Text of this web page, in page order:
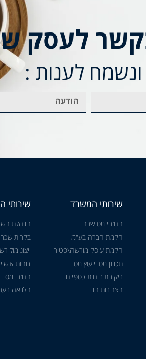
לעסק
לענות :
שירותי המשרד
החזרי מס שבח
הקמת חברה בע"מ
הקמת עוסק מורשה\פטור
תכנון מס וייעוץ מס
ביקורת דוחות כספיים
הצהרות הון
שירותי
הנהלת
בקרות שכר
ייצוג מול
דוחות
החזרי מס
הלוואה